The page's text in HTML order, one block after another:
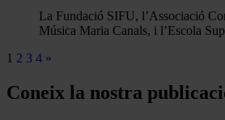
La Fundació SIFU, l’Associació
Música Maria Canals, i l’Escola
1 2 3 4 »
Coneix la nostra